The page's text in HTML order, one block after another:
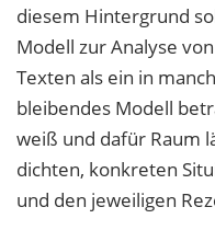
diesem Hintergrund
Modell zur Analyse
Texten als ein in
bleibendes Modell
weiß und dafür Raum
dichten, konkreten
und den jeweiligen